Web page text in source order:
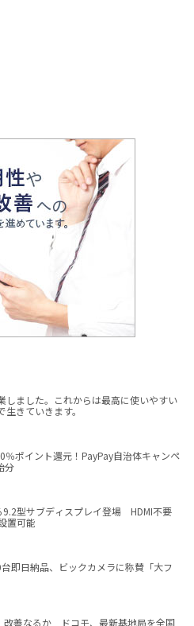
しました。これからは最高に使いやすい
生きていきます。
％ポイント還元！PayPay自治体キャンペ
分
9.2型サブディスプレイ登場 HDMI不要
置可能
即日納品、ビックカメラに称賛「大フ
改善なるか ドコモ、最新基地局を全国